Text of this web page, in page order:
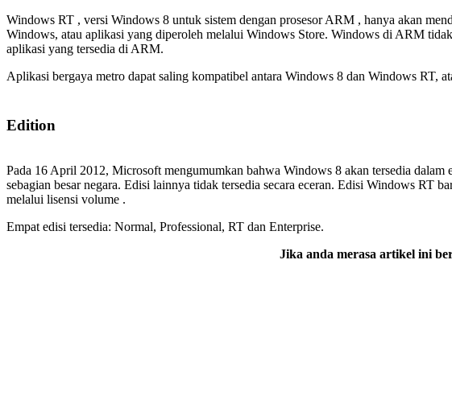
Windows RT , versi Windows 8 untuk sistem dengan prosesor ARM , hanya akan
Windows, atau aplikasi yang diperoleh melalui Windows Store. Windows di ARM
aplikasi yang tersedia di ARM.
Aplikasi bergaya metro dapat saling kompatibel antara Windows 8 dan Windows RT,
Edition
Pada 16 April 2012, Microsoft mengumumkan bahwa Windows 8 akan tersedia
sebagian besar negara. Edisi lainnya tidak tersedia secara eceran. Edisi Windows RT
melalui lisensi volume .
Empat edisi tersedia: Normal, Professional, RT dan Enterprise.
Jika anda merasa artikel ini